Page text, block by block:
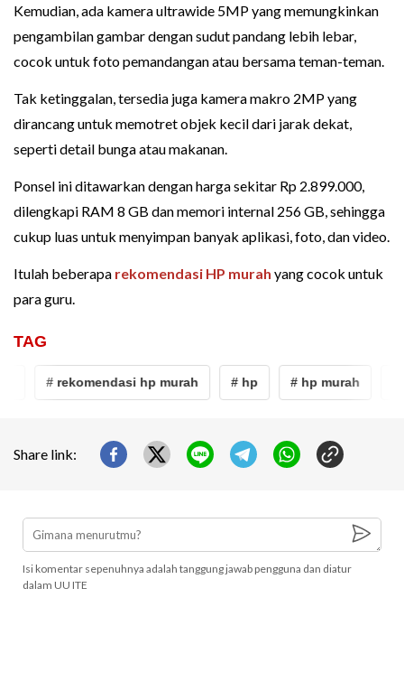
Kemudian, ada kamera ultrawide 5MP yang memungkinkan
pengambilan gambar dengan sudut pandang lebih lebar,
cocok untuk foto pemandangan atau bersama teman-teman.
Tak ketinggalan, tersedia juga kamera makro 2MP yang
dirancang untuk memotret objek kecil dari jarak dekat,
seperti detail bunga atau makanan.
Ponsel ini ditawarkan dengan harga sekitar Rp 2.899.000,
dilengkapi RAM 8 GB dan memori internal 256 GB, sehingga
cukup luas untuk menyimpan banyak aplikasi, foto, dan video.
Itulah beberapa rekomendasi HP murah yang cocok untuk
para guru.
TAG
# rekomendasi hp murah # hp # hp murah
Share link:
Isi komentar sepenuhnya adalah tanggung jawab pengguna dan diatur
dalam UU ITE